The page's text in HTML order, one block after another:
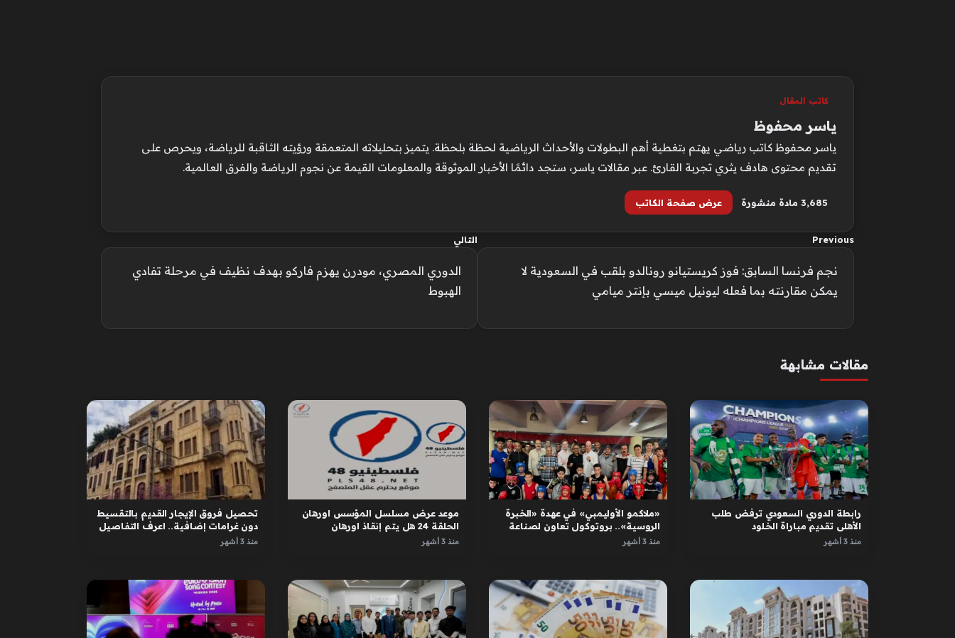
كاتب المقال
ياسر محفوظ
ياسر محفوظ كاتب رياضي يهتم بتغطية أهم البطولات والأحداث الرياضية لحظة بلحظة. يتميز بتحليلاته المتعمقة ورؤيته الثاقبة للرياضة، ويحرص على
تقديم محتوى هادف يثري تجربة القارئ. عبر مقالات ياسر، ستجد دائمًا الأخبار الموثوقة والمعلومات القيمة عن نجوم الرياضة والفرق العالمية.
3٬685 مادة منشورة عرض صفحة الكاتب
Previous
نجم فرنسا السابق: فوز كريستيانو رونالدو بلقب في السعودية لا
يمكن مقارنته بما فعله ليونيل ميسي بإنتر ميامي
التالي
الدوري المصري، مودرن يهزم فاركو بهدف نظيف في مرحلة تفادي
الهبوط
مقالات مشابهة
رابطة الدوري السعودي ترفض طلب
الأهلي تقديم مباراة الخلود
منذ 3 أشهر
«ملاكمو الأوليمبي» في عهدة «الخبرة
الروسية».. بروتوكول تعاون لصناعة
الأبطال
منذ 3 أشهر
موعد عرض مسلسل المؤسس اورهان
الحلقة 24 هل يتم إنقاذ اورهان
واسبورجا
منذ 3 أشهر
تحصيل فروق الإيجار القديم بالتقسيط
دون غرامات إضافية.. اعرف التفاصيل
منذ 3 أشهر